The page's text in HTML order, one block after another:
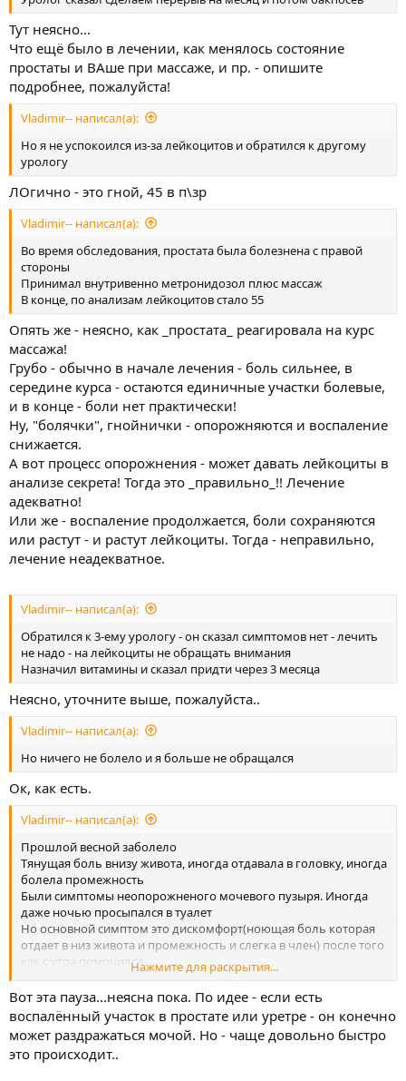
Тут неясно...
Что ещё было в лечении, как менялось состояние
простаты и ВАше при массаже, и пр. - опишите
подробнее, пожалуйста!
Vladimir-- написал(а):
Но я не успокоился из-за лейкоцитов и обратился к другому
урологу
ЛОгично - это гной, 45 в п\зр
Vladimir-- написал(а):
Во время обследования, простата была болезнена с правой
стороны
Принимал внутривенно метронидозол плюс массаж
В конце, по анализам лейкоцитов стало 55
Опять же - неясно, как _простата_ реагировала на курс
массажа!
Грубо - обычно в начале лечения - боль сильнее, в
середине курса - остаются единичные участки болевые,
и в конце - боли нет практически!
Ну, "болячки", гнойнички - опорожняются и воспаление
снижается.
А вот процесс опорожнения - может давать лейкоциты в
анализе секрета! Тогда это _правильно_!! Лечение
адекватно!
Или же - воспаление продолжается, боли сохраняются
или растут - и растут лейкоциты. Тогда - неправильно,
лечение неадекватное.
Vladimir-- написал(а):
Обратился к 3-ему урологу - он сказал симптомов нет - лечить
не надо - на лейкоциты не обращать внимания
Назначил витамины и сказал придти через 3 месяца
Неясно, уточните выше, пожалуйста..
Vladimir-- написал(а):
Но ничего не болело и я больше не обращался
Ок, как есть.
Vladimir-- написал(а):
Прошлой весной заболело
Тянущая боль внизу живота, иногда отдавала в головку, иногда
болела промежность
Были симптомы неопорожненого мочевого пузыря. Иногда
даже ночью просыпался в туалет
Но основной симптом это дискомфорт(ноющая боль которая
отдает в низ живота и промежность и слегка в член) после того
как с утра помочился
Дискомфорт не сразу а через пару минут. Проходит иногда
через 20, иногда через час
Нажмите для раскрытия...
Вот эта пауза...неясна пока. По идее - если есть
воспалённый участок в простате или уретре - он конечно
может раздражаться мочой. Но - чаще довольно быстро
это происходит..